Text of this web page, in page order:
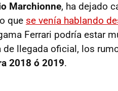
Marchionne, ha dejado
que se venía hablando
Ferrari podría estar
de llegada oficial, los
2018 ó 2019.